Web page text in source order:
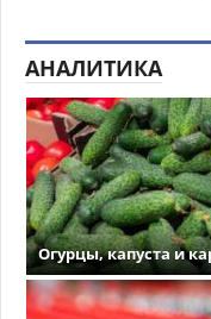
АНАЛИТИКА
Огурцы, капуста и